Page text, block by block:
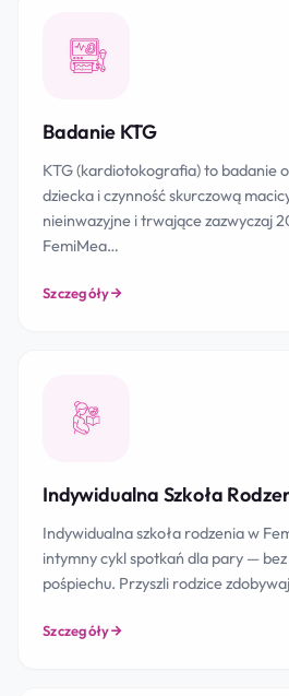
Badanie KTG
KTG (kardiotokografia) to badanie
dziecka i czynność skurczową
nieinwazyjne i trwające zazwyczaj
FemiMea…
Szczegóły
Indywidualna Szkoła
Indywidualna szkoła rodzenia w
intymny cykl spotkań dla pary —
pośpiechu. Przyszli rodzice
Szczegóły